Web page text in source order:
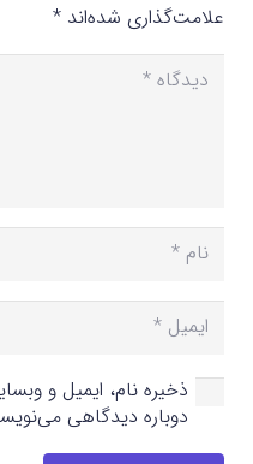
علامت‌گذاری شده‌اند *
ذخیره نام، ایمیل و
دوباره دیدگاهی